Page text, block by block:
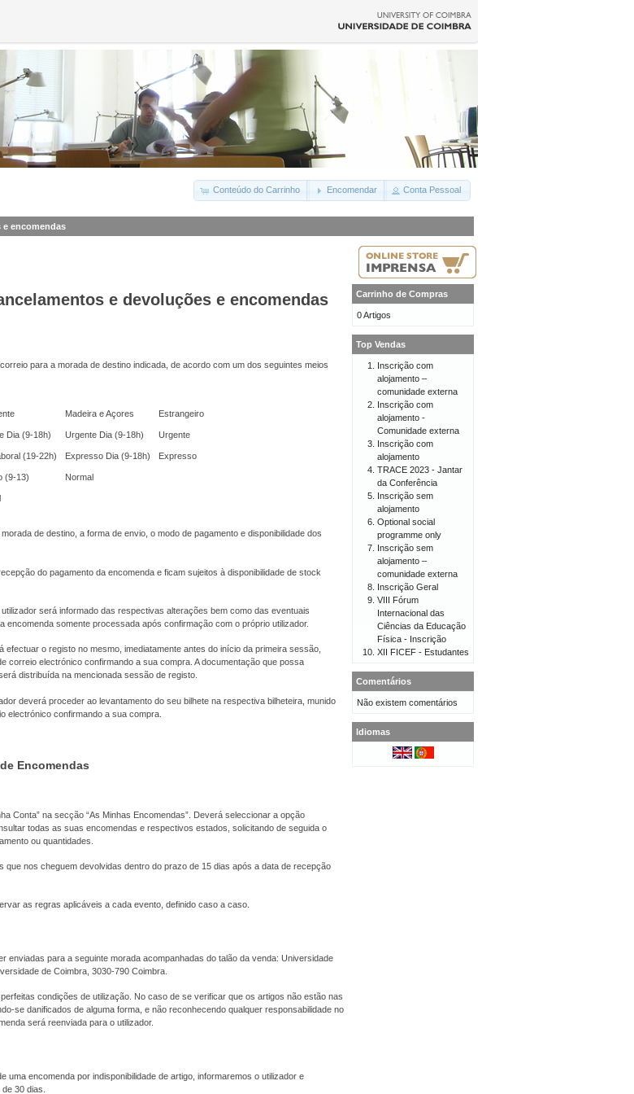
Conteúdo do Carrinho Encomendar Conta Pessoal
e encomendas
e devoluções e encomendas
para a morada de destino indicada, de acordo com um dos seguintes meios
Madeira e Açores Estrangeiro
Dia (9-18h) Urgente Dia (9-18h) Urgente
(19-22h) Expresso Dia (9-18h) Expresso
(9-13) Normal
de destino, a forma de envio, o modo de pagamento e disponibilidade dos
do pagamento da encomenda e ficam sujeitos à disponibilidade de stock
será informado das respectivas alterações bem como das eventuais
encomenda somente processada após confirmação com o próprio utilizador.
o registo no mesmo, imediatamente antes do início da primeira sessão,
correio electrónico confirmando a sua compra. A documentação que possa
distribuída na mencionada sessão de registo.
deverá proceder ao levantamento do seu bilhete na respectiva bilheteira, munido
electrónico confirmando a sua compra.
Encomendas
Conta” na secção “As Minhas Encomendas”. Deverá seleccionar a opção
todas as suas encomendas e respectivos estados, solicitando de seguida o
ou quantidades.
que nos cheguem devolvidas dentro do prazo de 15 dias após a data de recepção
as regras aplicáveis a cada evento, definido caso a caso.
enviadas para a seguinte morada acompanhadas do talão da venda: Universidade
de Coimbra, 3030-790 Coimbra.
condições de utilização. No caso de se verificar que os artigos não estão nas
se danificados de alguma forma, e não reconhecendo qualquer responsabilidade no
será reenviada para o utilizador.
uma encomenda por indisponibilidade de artigo, informaremos o utilizador e
30 dias.
Carrinho de Compras
0 Artigos
Top Vendas
Inscrição com
alojamento –
comunidade externa
Inscrição com
alojamento -
Comunidade externa
Inscrição com
alojamento
TRACE 2023 - Jantar
da Conferência
Inscrição sem
alojamento
Optional social
programme only
Inscrição sem
alojamento –
comunidade externa
Inscrição Geral
VIII Fórum
Internacional das
Ciências da Educação
Física - Inscrição
XII FICEF - Estudantes
Comentários
Não existem comentários
Idiomas